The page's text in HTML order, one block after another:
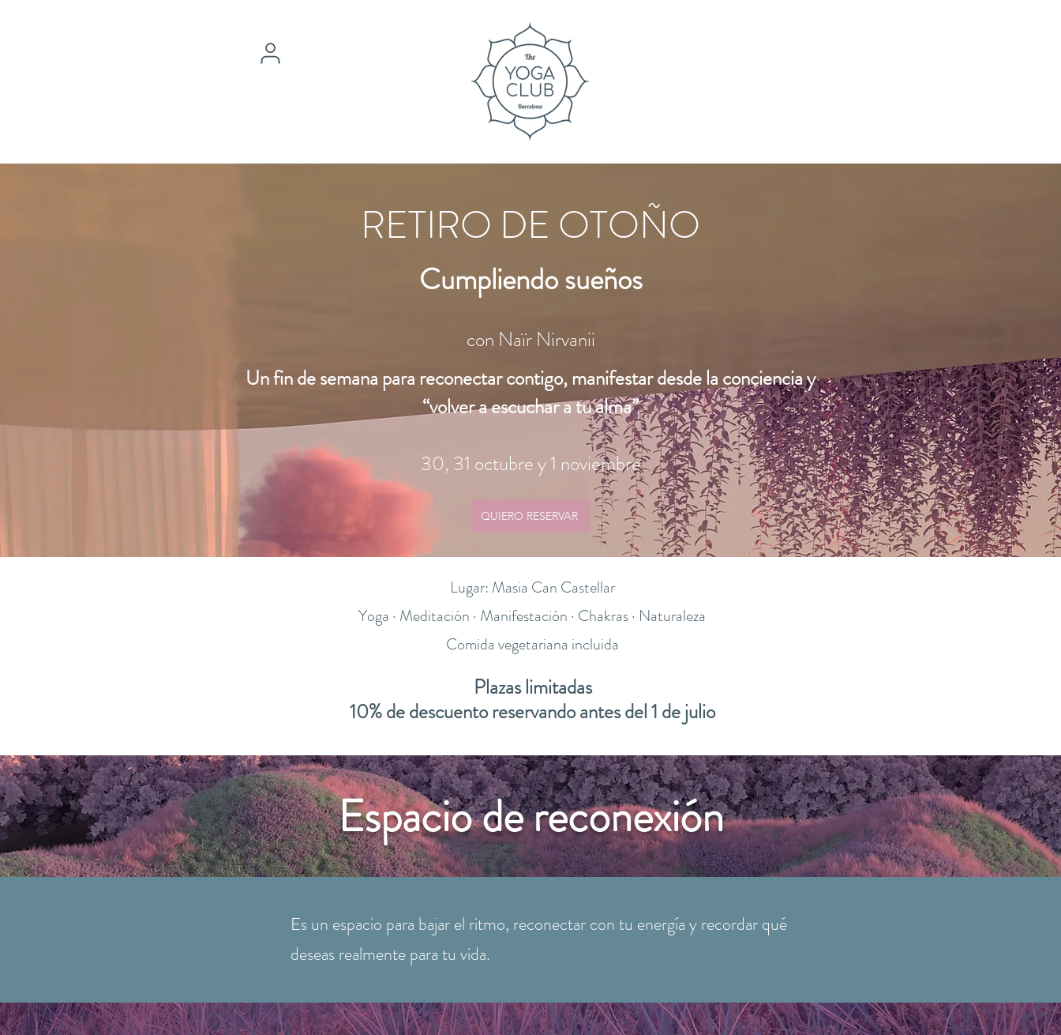
Cumpliendo sueños
RETIRO DE OTOÑO
con Naïr Nirvanii
Un fin de semana para reconectar contigo, manifestar desde la conciencia y
“volver a escuchar a tu alma”
30, 31 octubre y 1 noviembre
QUIERO RESERVAR
Lugar: Masia Can Castellar
Yoga · Meditación · Manifestación · Chakras · Naturaleza
Comida vegetariana incluida
Plazas limitadas
10% de descuento reservando antes del 1 de julio
Espacio de reconexión
Es un espacio para bajar el ritmo, reconectar con tu energía y recordar qué
deseas realmente para tu vida.